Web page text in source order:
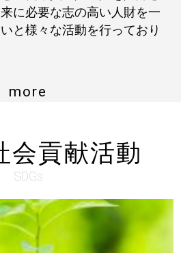
に必要な志の高い人財を一
と様々な活動を行っており
more
会貢献活動
SDGs